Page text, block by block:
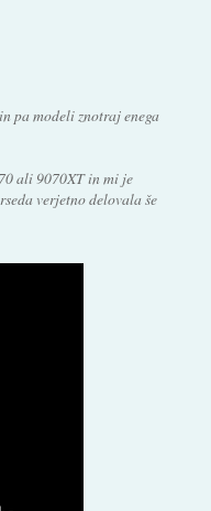
pa modeli znotraj enega
ali 9070XT in mi je
verjetno delovala še